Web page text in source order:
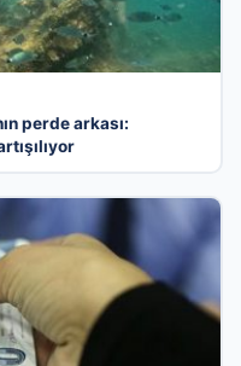
perde arkası: